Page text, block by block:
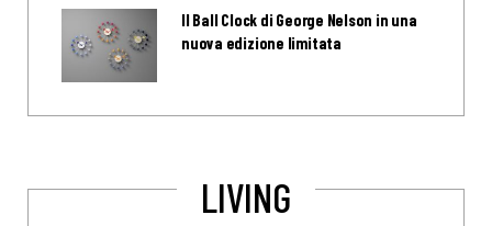
Il Ball Clock di George Nelson in una
nuova edizione limitata
LIVING